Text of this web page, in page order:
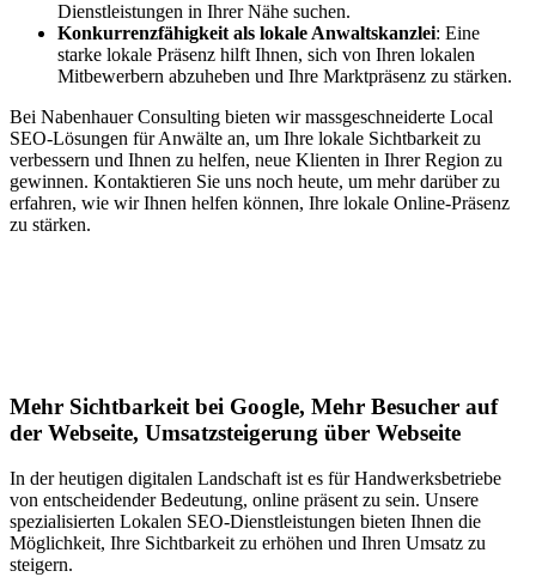
Dienstleistungen in Ihrer Nähe suchen.
Konkurrenzfähigkeit als lokale Anwaltskanzlei: Eine
starke lokale Präsenz hilft Ihnen, sich von Ihren lokalen
Mitbewerbern abzuheben und Ihre Marktpräsenz zu stärken.
Bei Nabenhauer Consulting bieten wir massgeschneiderte Local
SEO-Lösungen für Anwälte an, um Ihre lokale Sichtbarkeit zu
verbessern und Ihnen zu helfen, neue Klienten in Ihrer Region zu
gewinnen. Kontaktieren Sie uns noch heute, um mehr darüber zu
erfahren, wie wir Ihnen helfen können, Ihre lokale Online-Präsenz
zu stärken.
Mehr Sichtbarkeit bei Google, Mehr Besucher auf
der Webseite, Umsatzsteigerung über Webseite
In der heutigen digitalen Landschaft ist es für Handwerksbetriebe
von entscheidender Bedeutung, online präsent zu sein. Unsere
spezialisierten Lokalen SEO-Dienstleistungen bieten Ihnen die
Möglichkeit, Ihre Sichtbarkeit zu erhöhen und Ihren Umsatz zu
steigern.